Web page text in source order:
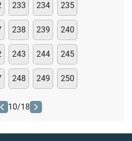
233 234 235
238 239 240
243 244 245
248 249 250
10/18